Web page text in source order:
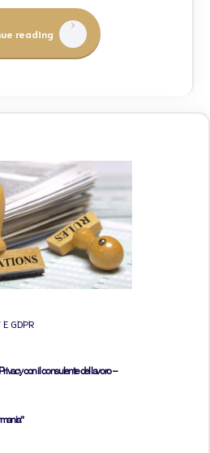
reading
E GDPR
con il consulente del lavoro –